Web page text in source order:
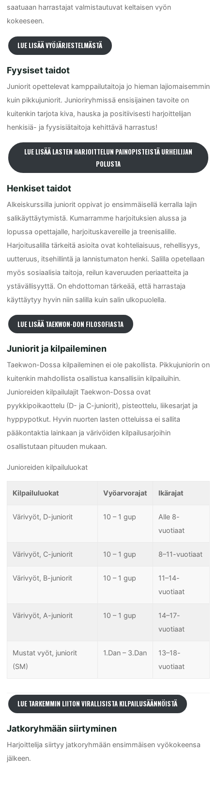
saatuaan harrastajat valmistautuvat keltaisen vyön
kokeeseen.
LUE LISÄÄ VYÖJÄRJESTELMÄSTÄ
Fyysiset taidot
Juniorit opettelevat kamppailutaitoja jo hieman lajiomaisemmin
kuin pikkujuniorit. Junioriryhmissä ensisijainen tavoite on
kuitenkin tarjota kiva, hauska ja positiivisesti harjoittelijan
henkisiä- ja fyysisiätaitoja kehittävä harrastus!
LUE LISÄÄ LASTEN HARJOITTELUN PAINOPISTEISTÄ URHEILIJAN
POLUSTA
Henkiset taidot
Alkeiskurssilla juniorit oppivat jo ensimmäisellä kerralla lajin
salikäyttäytymistä. Kumarramme harjoituksien alussa ja
lopussa opettajalle, harjoituskavereille ja treenisalille.
Harjoitusalilla tärkeitä asioita ovat kohteliaisuus, rehellisyys,
uutteruus, itsehillintä ja lannistumaton henki. Salilla opetellaan
myös sosiaalisia taitoja, reilun kaveruuden periaatteita ja
ystävällisyyttä. On ehdottoman tärkeää, että harrastaja
käyttäytyy hyvin niin salilla kuin salin ulkopuolella.
LUE LISÄÄ TAEKWON-DON FILOSOFIASTA
Juniorit ja kilpaileminen
Taekwon-Dossa kilpaileminen ei ole pakollista. Pikkujuniorin on
kuitenkin mahdollista osallistua kansallisiin kilpailuihin.
Junioreiden kilpailulajit Taekwon-Dossa ovat
pyykkipoikaottelu (D- ja C-juniorit), pisteottelu, liikesarjat ja
hyppypotkut. Hyvin nuorten lasten otteluissa ei sallita
pääkontaktia lainkaan ja värivöiden kilpailusarjoihin
osallistutaan pituuden mukaan.
Junioreiden kilpailuluokat
Kilpailuluokat Vyöarvorajat Ikärajat
Värivyöt, D-juniorit 10 – 1 gup
Alle 8-
vuotiaat
Värivyöt, C-juniorit 10 – 1 gup 8–11-vuotiaat
Värivyöt, B-juniorit 10 – 1 gup
11–14-
vuotiaat
Värivyöt, A-juniorit 10 – 1 gup
14–17-
vuotiaat
Mustat vyöt, juniorit
(SM)
1.Dan – 3.Dan
13–18-
vuotiaat
LUE TARKEMMIN LIITON VIRALLISISTA KILPAILUSÄÄNNÖISTÄ
Jatkoryhmään siirtyminen
Harjoittelija siirtyy jatkoryhmään ensimmäisen vyökokeensa
jälkeen.